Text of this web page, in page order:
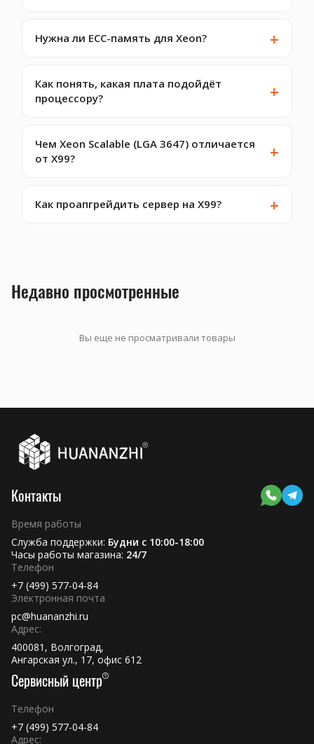
Нужна ли ECC-память для Xeon?
Как понять, какая плата подойдёт
процессору?
Чем Xeon Scalable (LGA 3647) отличается
от X99?
Как проапгрейдить сервер на X99?
Недавно просмотренные
Вы еще не просматривали товары
Контакты
Время работы
Служба поддержки: Будни с 10:00-18:00
Часы работы магазина: 24/7
Телефон
+7 (499) 577-04-84
Электронная почта
pc@huananzhi.ru
Адрес:
400081, Волгоград,
Ангарская ул., 17, офис 612
Сервисный центр
Телефон
+7 (499) 577-04-84
Адрес: